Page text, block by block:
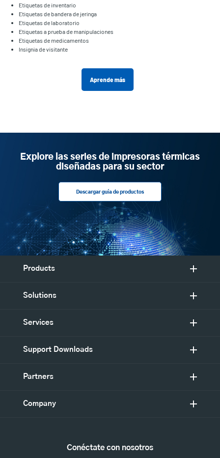
Etiquetas de inventario
Etiquetas de bandera de jeringa
Etiquetas de laboratorio
Etiquetas a prueba de manipulaciones
Etiquetas de medicamentos
Insignia de visitante
Aprende más
Explore las series de impresoras térmicas
diseñadas para su sector
Descargar guía de productos
Products
Solutions
Services
Support Downloads
Partners
Company
Conéctate con nosotros